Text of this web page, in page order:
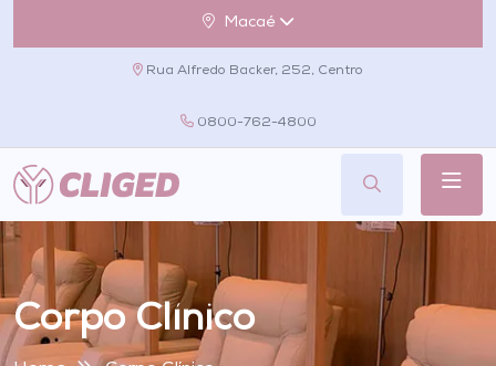
Macaé
Rua Alfredo Backer, 252, Centro
0800-762-4800
Corpo Clínico